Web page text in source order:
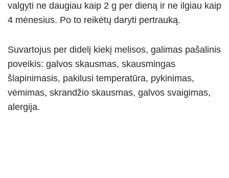
valgyti ne daugiau kaip 2 g per dieną ir ne ilgiau kaip
4 mėnesius. Po to reikėtų daryti pertrauką.
Suvartojus per didelį kiekį melisos, galimas pašalinis
poveikis: galvos skausmas, skausmingas
šlapinimasis, pakilusi temperatūra, pykinimas,
vėmimas, skrandžio skausmas, galvos svaigimas,
alergija.